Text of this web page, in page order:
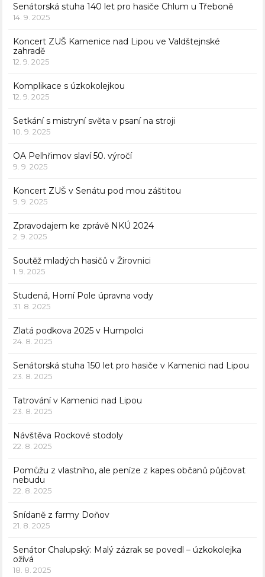
Senátorská stuha 140 let pro hasiče Chlum u Třeboně
14. 9. 2025
Koncert ZUŠ Kamenice nad Lipou ve Valdštejnské
zahradě
12. 9. 2025
Komplikace s úzkokolejkou
12. 9. 2025
Setkání s mistryní světa v psaní na stroji
10. 9. 2025
OA Pelhřimov slaví 50. výročí
9. 9. 2025
Koncert ZUŠ v Senátu pod mou záštitou
9. 9. 2025
Zpravodajem ke zprávě NKÚ 2024
2. 9. 2025
Soutěž mladých hasičů v Žirovnici
1. 9. 2025
Studená, Horní Pole úpravna vody
31. 8. 2025
Zlatá podkova 2025 v Humpolci
24. 8. 2025
Senátorská stuha 150 let pro hasiče v Kamenici nad Lipou
23. 8. 2025
Tatrování v Kamenici nad Lipou
23. 8. 2025
Návštěva Rockové stodoly
22. 8. 2025
Pomůžu z vlastního, ale peníze z kapes občanů půjčovat
nebudu
22. 8. 2025
Snídaně z farmy Doňov
21. 8. 2025
Senátor Chalupský: Malý zázrak se povedl – úzkokolejka
ožívá
18. 8. 2025